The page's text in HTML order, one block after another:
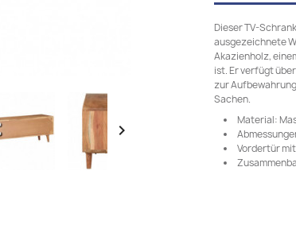

Dieser TV-
ausgezeichnete
Akazienholz,
ist. Er verfügt
zur
Sachen.
Material:
Vordertür